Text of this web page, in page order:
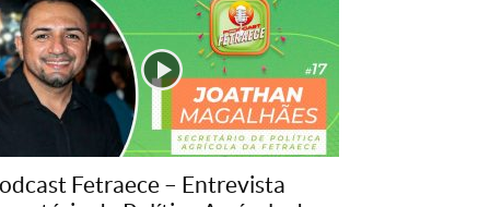
Fetraece – Entrevista